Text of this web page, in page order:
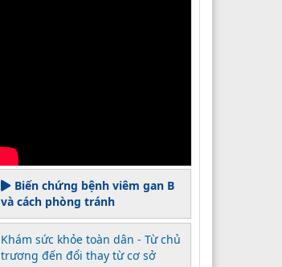
Biến chứng bệnh viêm gan B
và cách phòng tránh
Khám sức khỏe toàn dân - Từ chủ
trương đến đổi thay từ cơ sở